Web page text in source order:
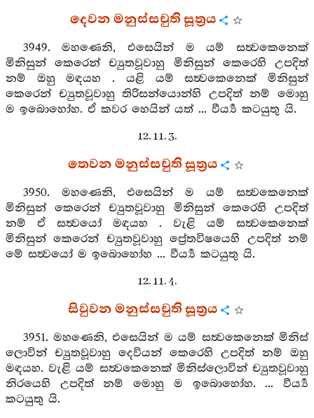
දෙවන මනුස්සචුති සූත්‍රය
3949. මහණෙනි, එසෙයින් ම යම් සත්‍වකෙනෙක්
මිනිසුන් කෙරෙන් ච්‍යුතවූවාහු මිනිසුන් කෙරෙහි උපදිත්
නම් ඔහු මඳයහ . යළි යම් සත්‍වකෙනෙක් මිනිසුන්
කෙරෙන් ච්‍යුතවූවාහු තිරිසන්යොන්හි උපදිත් නම් මොහු
ම ඉබොහෝහ. ඒ කවර හෙයින් යත් ... වීර්‍ය්‍ය කටයුතු යි.
12. 11. 3.
තෙවන මනුස්සචුති සූත්‍රය
3950. මහණෙනි, එසෙයින් ම යම් සත්‍වකෙනෙක්
මිනිසුන් කෙරෙන් ච්‍යුතවූවාහු මිනිසුන් කෙරෙහි උපදිත්
නම් ඒ සත්‍වයෝ මඳයහ . වැළි යම් සත්‍වකෙනෙක්
මිනිසුන් කෙරෙන් ච්‍යුතවූවාහු ප්‍රේතවිෂයෙහි උපදිත් නම්
මේ සත්‍වයෝ ම ඉබොහෝහ ... වීර්‍ය්‍ය කටයුතු යි.
12. 11. 4.
සිවුවන මනුස්සචුති සූත්‍රය
3951. මහණෙනි, එසෙයින් ම යම් සත්‍වකෙනෙක් මිනිස්
ලොවින් ච්‍යුතවූවාහු දෙවියන් කෙරෙහි උපදිත් නම් ඔහු
මඳයහ. වැළි යම් සත්‍වකෙනෙක් මිනිස්ලොවින් ච්‍යුතවූවාහු
නිරයෙහි උපදිත් නම් මොහු ම ඉබොහෝහ. ... වීර්‍ය්‍ය
කටයුතු යි.